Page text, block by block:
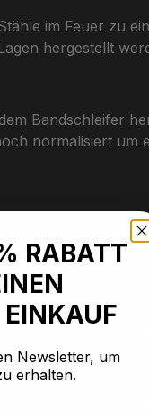
im Feuer zu
hergestellt
Bandschleifer
normalisiert um
stehen
das Klingen-
Horn, und
RABATT
Newsletter, um
erhalten.